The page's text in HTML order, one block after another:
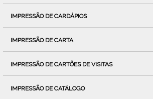
IMPRESSÃO DE CARDÁPIOS
IMPRESSÃO DE CARTA
IMPRESSÃO DE CARTÕES DE VISITAS
IMPRESSÃO DE CATÁLOGO